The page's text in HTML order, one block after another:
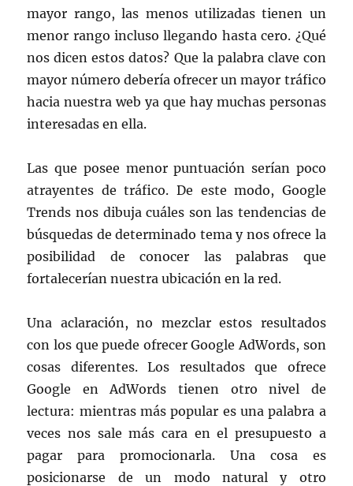
mayor rango, las menos utilizadas tienen un
menor rango incluso llegando hasta cero. ¿Qué
nos dicen estos datos? Que la palabra clave con
mayor número debería ofrecer un mayor tráfico
hacia nuestra web ya que hay muchas personas
interesadas en ella.
Las que posee menor puntuación serían poco
atrayentes de tráfico. De este modo, Google
Trends nos dibuja cuáles son las tendencias de
búsquedas de determinado tema y nos ofrece la
posibilidad de conocer las palabras que
fortalecerían nuestra ubicación en la red.
Una aclaración, no mezclar estos resultados
con los que puede ofrecer Google AdWords, son
cosas diferentes. Los resultados que ofrece
Google en AdWords tienen otro nivel de
lectura: mientras más popular es una palabra a
veces nos sale más cara en el presupuesto a
pagar para promocionarla. Una cosa es
posicionarse de un modo natural y otro